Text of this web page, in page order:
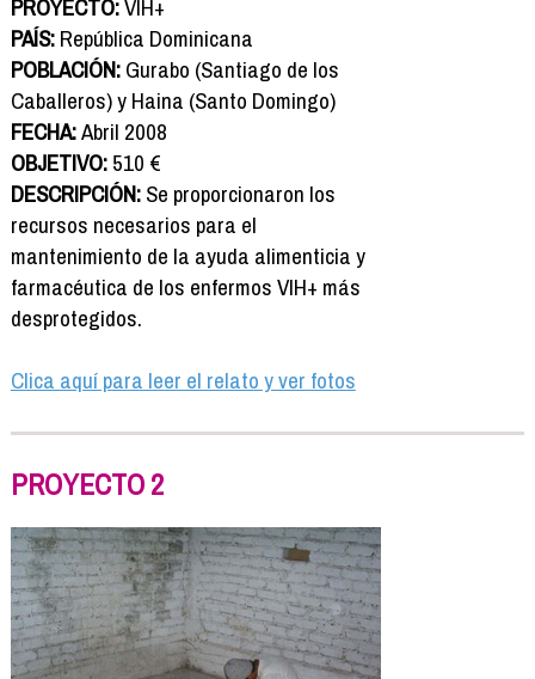
PROYECTO:VIH+
PAÍS:República Dominicana
POBLACIÓN:Gurabo (Santiago de los
Caballeros) y Haina (Santo Domingo)
FECHA:Abril 2008
OBJETIVO:510 €
DESCRIPCIÓN:Se proporcionaron los
recursos necesarios para el
mantenimiento de la ayuda alimenticia y
farmacéutica de los enfermos VIH+ más
desprotegidos.
Clica aquí para leer el relato y ver fotos
PROYECTO 2